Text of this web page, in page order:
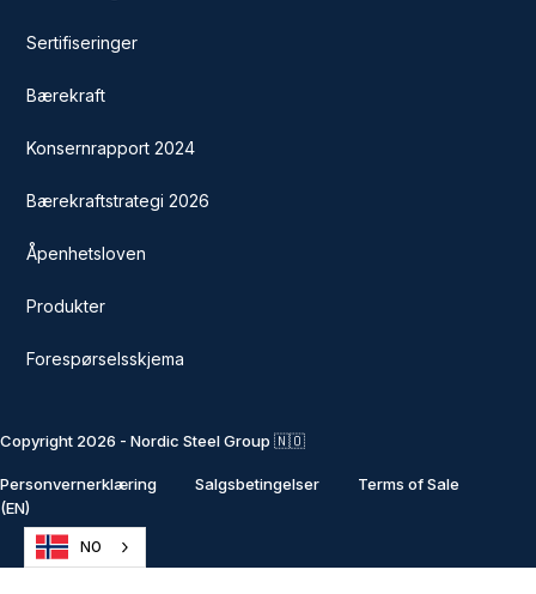
Sertifiseringer
Bærekraft
Konsernrapport 2024
Bærekraftstrategi 2026
Åpenhetsloven
Produkter
Forespørselsskjema
Copyright 2026 - Nordic Steel Group 🇳🇴
Personvernerklæring Salgsbetingelser
Terms of Sale
(EN)
NO